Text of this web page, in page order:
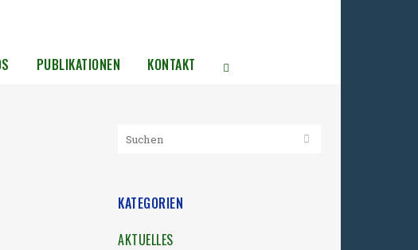
PUBLIKATIONEN KONTAKT
KATEGORIEN
AKTUELLES